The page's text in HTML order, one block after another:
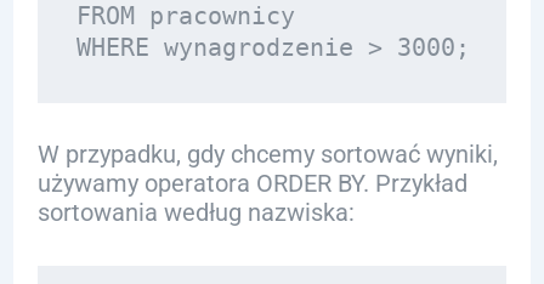
FROM pracownicy
W przypadku, gdy chcemy sortować wyniki,
używamy operatora ORDER BY. Przykład
sortowania według nazwiska: